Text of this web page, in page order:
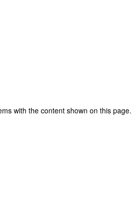
with the content shown on this page.